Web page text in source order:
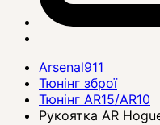
Arsenal911
Тюнінг зброї
Тюнінг AR15/AR10
Рукоятка AR